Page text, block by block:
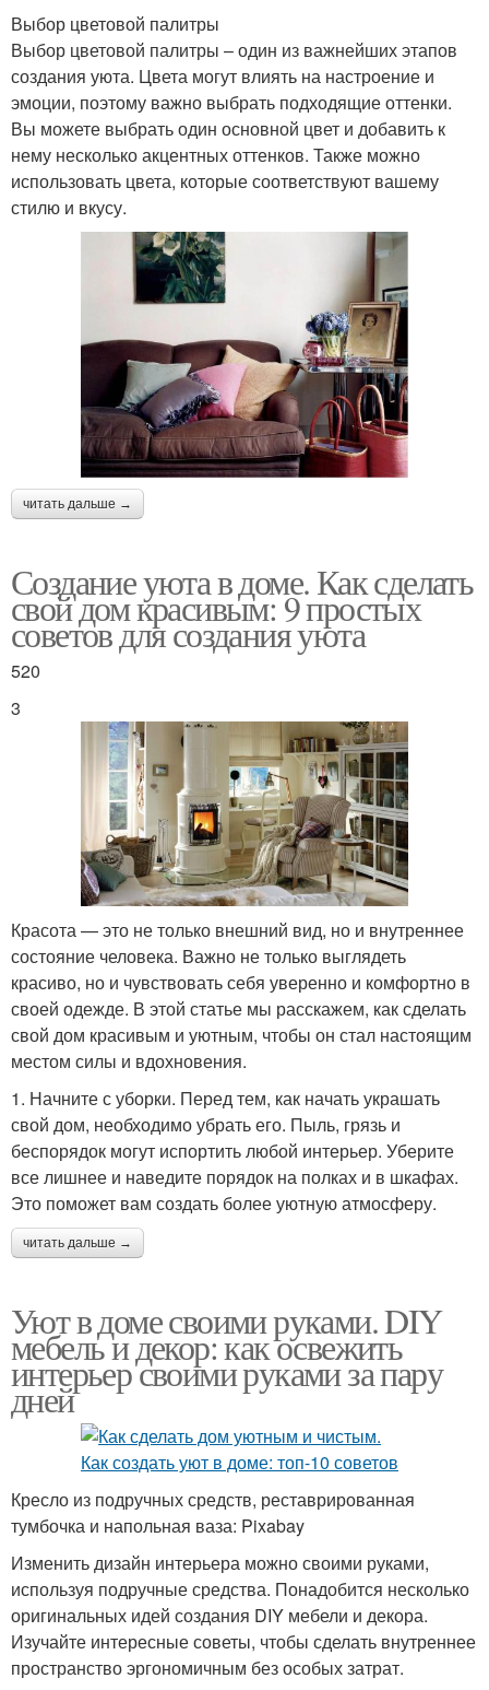
Выбор цветовой палитры
Выбор цветовой палитры – один из важнейших этапов
создания уюта. Цвета могут влиять на настроение и
эмоции, поэтому важно выбрать подходящие оттенки.
Вы можете выбрать один основной цвет и добавить к
нему несколько акцентных оттенков. Также можно
использовать цвета, которые соответствуют вашему
стилю и вкусу.
читать дальше →
Создание уюта в доме. Как сделать
свой дом красивым: 9 простых
советов для создания уюта
520
3
Красота — это не только внешний вид, но и внутреннее
состояние человека. Важно не только выглядеть
красиво, но и чувствовать себя уверенно и комфортно в
своей одежде. В этой статье мы расскажем, как сделать
свой дом красивым и уютным, чтобы он стал настоящим
местом силы и вдохновения.
1. Начните с уборки. Перед тем, как начать украшать
свой дом, необходимо убрать его. Пыль, грязь и
беспорядок могут испортить любой интерьер. Уберите
все лишнее и наведите порядок на полках и в шкафах.
Это поможет вам создать более уютную атмосферу.
читать дальше →
Уют в доме своими руками. DIY
мебель и декор: как освежить
интерьер своими руками за пару
дней
Кресло из подручных средств, реставрированная
тумбочка и напольная ваза: Pixabay
Изменить дизайн интерьера можно своими руками,
используя подручные средства. Понадобится несколько
оригинальных идей создания DIY мебели и декора.
Изучайте интересные советы, чтобы сделать внутреннее
пространство эргономичным без особых затрат.